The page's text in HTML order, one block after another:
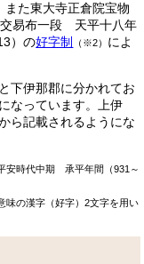
また東大寺正倉院宝物
交易布一段 天平十八年
）の好字制 （※2） によ
下伊那郡に分かれてお
なっています。上伊
ら記載されるようにな
安時代中期 承平年間（931～
の漢字（好字）2文字を用い